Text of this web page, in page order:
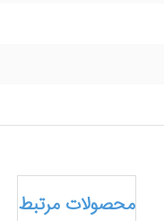
محصولات مرتبط